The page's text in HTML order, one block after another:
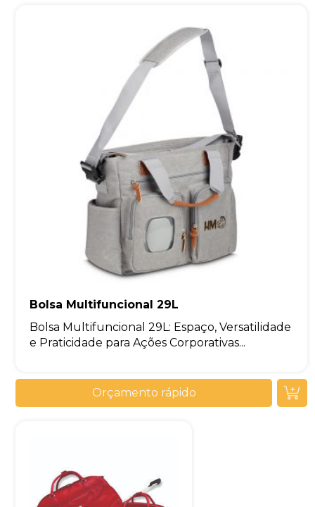
Bolsa Multifuncional 29L
Bolsa Multifuncional 29L: Espaço, Versatilidade
e Praticidade para Ações Corporativas...
Orçamento rápido